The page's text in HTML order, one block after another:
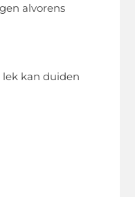
alvorens
kan duiden